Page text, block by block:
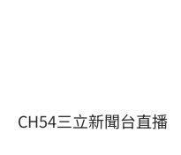
CH54三立新聞台直播